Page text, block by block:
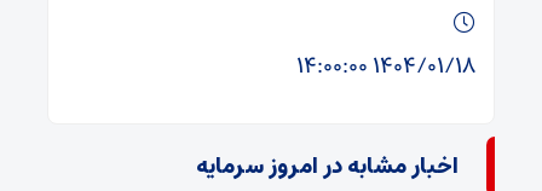
۱۴۰۴/۰۱/۱۸ ۱۴:۰۰:۰۰
اخبار مشابه در امروز سرمایه